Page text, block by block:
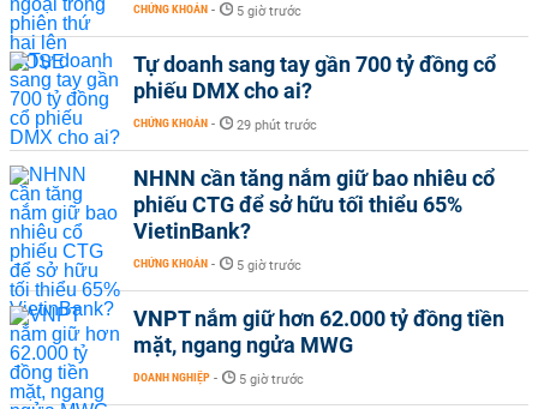
CHỨNG KHOÁN - 5 giờ trước
Tự doanh sang tay gần 700 tỷ đồng cổ
phiếu DMX cho ai?
CHỨNG KHOÁN - 29 phút trước
NHNN cần tăng nắm giữ bao nhiêu cổ
phiếu CTG để sở hữu tối thiểu 65%
VietinBank?
CHỨNG KHOÁN - 5 giờ trước
VNPT nắm giữ hơn 62.000 tỷ đồng tiền
mặt, ngang ngửa MWG
DOANH NGHIỆP - 5 giờ trước